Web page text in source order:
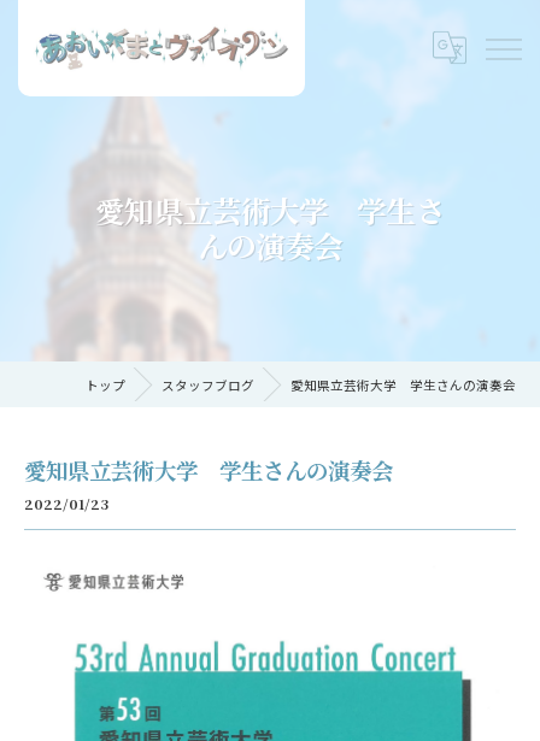
愛知県立芸術大学 学生さ
んの演奏会
トップ スタッフブログ 愛知県立芸術大学 学生さんの演奏会
愛知県立芸術大学 学生さんの演奏会
2022/01/23